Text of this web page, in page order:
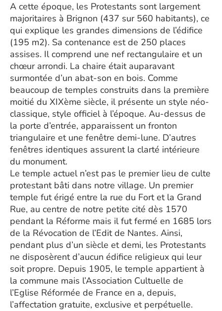
A cette époque, les Protestants sont largement
majoritaires à Brignon (437 sur 560 habitants), ce
qui explique les grandes dimensions de l’édifice
(195 m2). Sa contenance est de 250 places
assises. Il comprend une nef rectangulaire et un
chœur arrondi. La chaire était auparavant
surmontée d’un abat-son en bois. Comme
beaucoup de temples construits dans la première
moitié du XIXème siècle, il présente un style néo-
classique, style officiel à l’époque. Au-dessus de
la porte d’entrée, apparaissent un fronton
triangulaire et une fenêtre demi-lune. D’autres
fenêtres identiques assurent la clarté intérieure
du monument.
Le temple actuel n’est pas le premier lieu de culte
protestant bâti dans notre village. Un premier
temple fut érigé entre la rue du Fort et la Grand
Rue, au centre de notre petite cité dès 1570
pendant la Réforme mais il fut fermé en 1685 lors
de la Révocation de l’Edit de Nantes. Ainsi,
pendant plus d’un siècle et demi, les Protestants
ne disposèrent d’aucun édifice religieux qui leur
soit propre. Depuis 1905, le temple appartient à
la commune mais l’Association Cultuelle de
l’Eglise Réformée de France en a, depuis,
l’affectation gratuite, exclusive et perpétuelle.